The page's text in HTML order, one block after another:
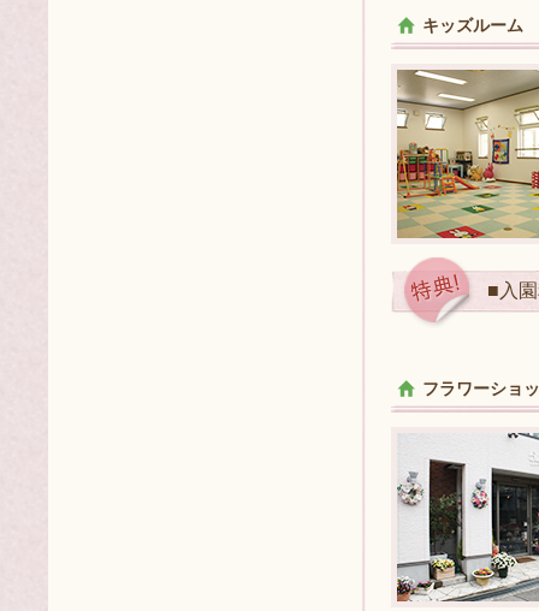
キッズルーム
■入
フラワーショ